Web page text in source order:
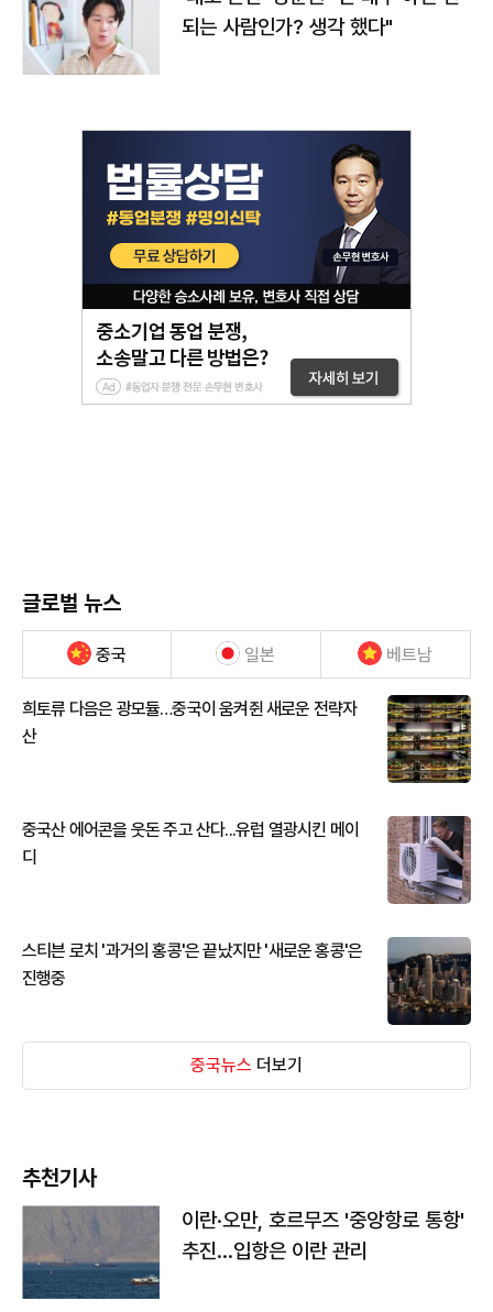
되는 사람인가? 생각 했다"
글로벌 뉴스
중국 일본 베트남
희토류 다음은 광모듈…중국이 움켜쥔 새로운 전략자
산
중국산 에어콘을 웃돈 주고 산다...유럽 열광시킨 메이
디
스티븐 로치 '과거의 홍콩'은 끝났지만 '새로운 홍콩'은
진행중
중국뉴스 더보기
추천기사
이란·오만, 호르무즈 '중앙항로 통항'
추진…입항은 이란 관리